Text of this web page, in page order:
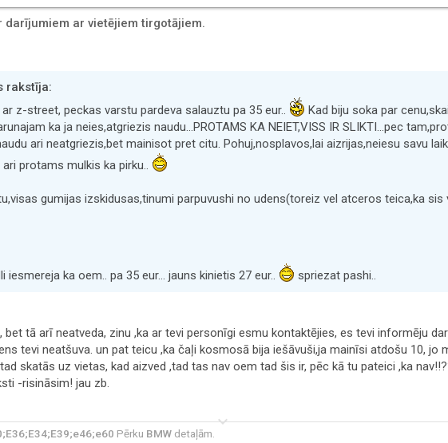
darījumiem ar vietējiem tirgotājiem.
rakstīja:
z-street, peckas varstu pardeva salauztu pa 35 eur..
Kad biju soka par
ka ja neies,atgriezis naudu...PROTAMS KA NEIET,VISS IR SLIKTI...pec
ari neatgriezis,bet mainisot pret citu. Pohuj,nosplavos,lai aizrijas,neiesu savu
protams mulkis ka pirku..
gumijas izskidusas,tinumi parpuvushi no udens(toreiz vel atceros teica,ka
iesmereja ka oem.. pa 35 eur... jauns kinietis 27 eur.. spriezat pashi..
bet tā arī neatveda, zinu ,ka ar tevi personīgi esmu kontaktējies, es tevi informēju
tevi neatšuva. un pat teicu ,ka čaļi kosmosā bija iešāvuši,ja mainīsi atdošu 10, jo
skatās uz vietas, kad aizved ,tad tas nav oem tad šis ir, pēc kā tu pateici ,ka
-risināsim! jau zb.
keyboard_arrow_down
Pērku BMW detaļām.